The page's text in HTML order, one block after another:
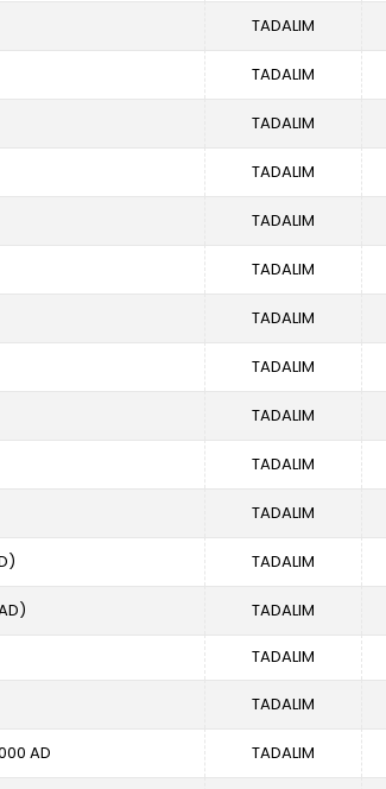
TADALIM
TADALIM
TADALIM
TADALIM
TADALIM
TADALIM
TADALIM
TADALIM
TADALIM
TADALIM
TADALIM
TADALIM
TADALIM
TADALIM
TADALIM
AD TADALIM